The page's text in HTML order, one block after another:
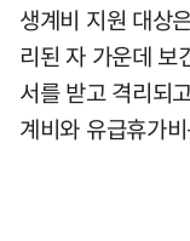
생계비 지원 대상
리된 자 가운데 보
서를 받고 격리되
계비와 유급휴가